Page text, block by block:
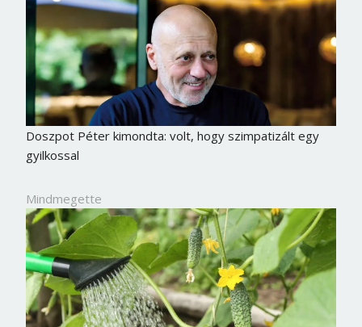
Doszpot Péter kimondta: volt, hogy szimpatizált egy
gyilkossal
Mindmegette